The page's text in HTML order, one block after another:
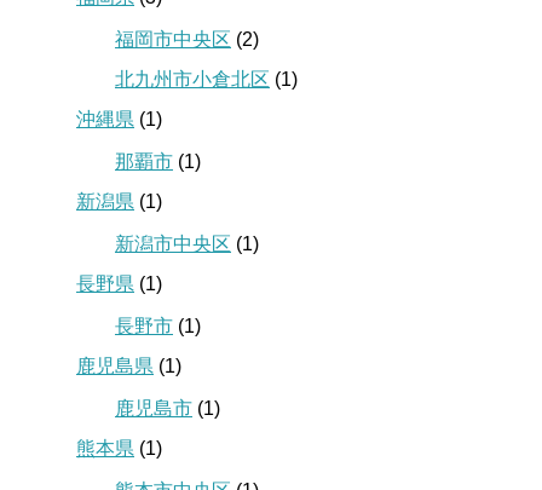
福岡市中央区 (2)
北九州市小倉北区 (1)
沖縄県 (1)
那覇市 (1)
新潟県 (1)
新潟市中央区 (1)
長野県 (1)
長野市 (1)
鹿児島県 (1)
鹿児島市 (1)
熊本県 (1)